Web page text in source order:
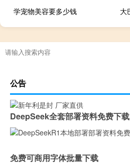
学宠物美容要多少钱
大
公告
DeepSeek全套部署资料免费下载
免费可商用字体批量下载